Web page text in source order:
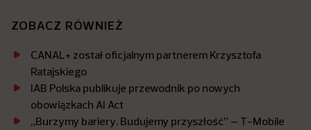
ZOBACZ RÓWNIEŻ
CANAL+ został oficjalnym partnerem Krzysztofa
Ratajskiego
IAB Polska publikuje przewodnik po nowych
obowiązkach AI Act
„Burzymy bariery. Budujemy przyszłość” – T-Mobile